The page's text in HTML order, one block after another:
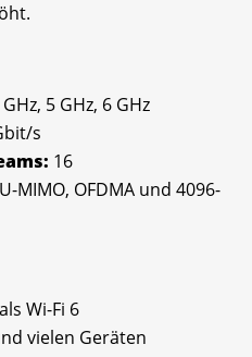
5 GHz, 6 GHz
s
16
MIMO, OFDMA und 4096-
Wi-Fi 6
vielen Geräten